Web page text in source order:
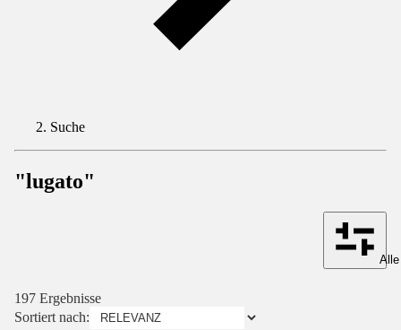
Suche
"lugato"
197 Ergebnisse
Sortiert nach: